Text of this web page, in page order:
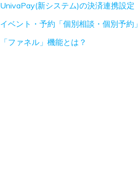
UnivaPay(新システム)の決済連携設定
イベント・予約「個別相談・個別予約」
「ファネル」機能とは？